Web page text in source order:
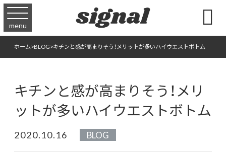
menu 
ホーム>BLOG>キチンと感が高まりそう！メリットが多いハイウエストボトム
キチンと感が高まりそう！メリ
ットが多いハイウエストボトム
2020.10.16 BLOG